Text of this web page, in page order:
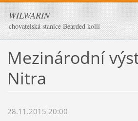
WILWARIN
chovatelská stanice Bearded kolií
Mezinárodní
Nitra
28.11.2015 20:00